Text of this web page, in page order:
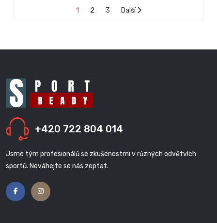
1
2 3 Další
+420 722 804 014
Jsme tým profesionálů se zkušenostmi v různých odvětvích
sportů. Neváhejte se nás zeptat.